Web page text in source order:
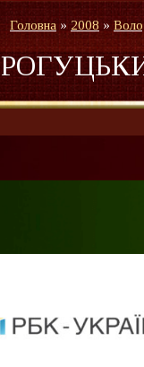
Головна» 2008 »